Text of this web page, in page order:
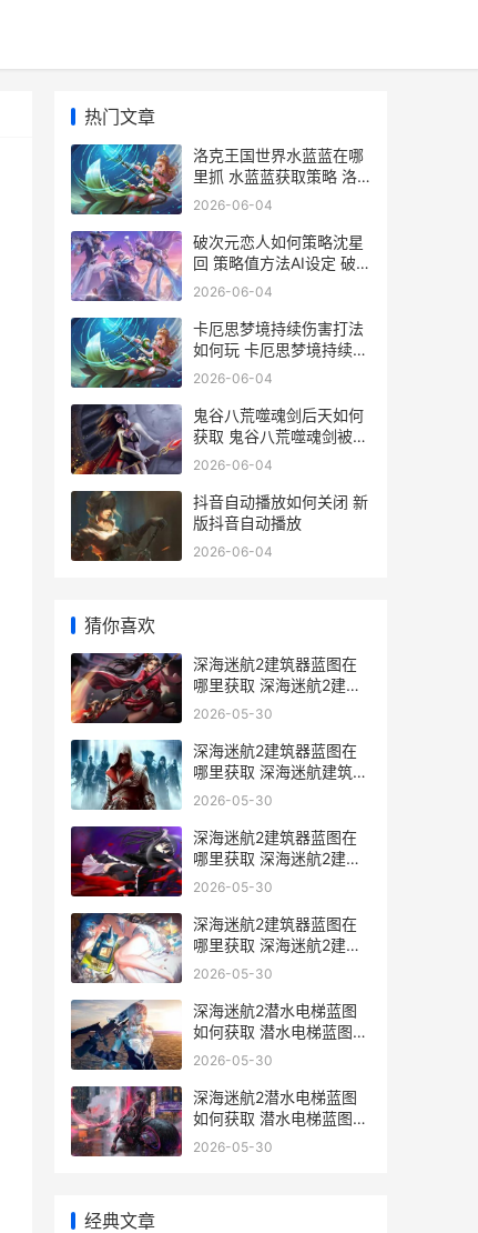
热门文章
洛克王国世界水蓝蓝在哪
里抓 水蓝蓝获取策略 洛
克王国世界水滴蛇
2026-06-04
破次元恋人如何策略沈星
回 策略值方法AI设定 破
次元恋人如何删除角色
2026-06-04
卡厄思梦境持续伤害打法
如何玩 卡厄思梦境持续伤
害
2026-06-04
鬼谷八荒噬魂剑后天如何
获取 鬼谷八荒噬魂剑被人
发现会怎么样
2026-06-04
抖音自动播放如何关闭 新
版抖音自动播放
2026-06-04
猜你喜欢
深海迷航2建筑器蓝图在
哪里获取 深海迷航2建筑
枪
2026-05-30
深海迷航2建筑器蓝图在
哪里获取 深海迷航建筑布
局
2026-05-30
深海迷航2建筑器蓝图在
哪里获取 深海迷航2建筑
bug
2026-05-30
深海迷航2建筑器蓝图在
哪里获取 深海迷航2建筑
无法拆除
2026-05-30
深海迷航2潜水电梯蓝图
如何获取 潜水电梯蓝图获
取策略 深海迷航2潜水电
2026-05-30
深海迷航2潜水电梯蓝图
如何获取 潜水电梯蓝图获
取策略 深海迷航2潜水服
2026-05-30
经典文章